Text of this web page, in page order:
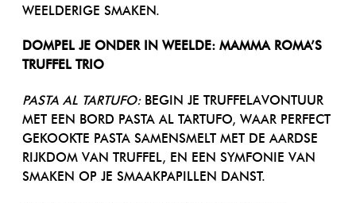
WEELDERIGE SMAKEN.
DOMPEL JE ONDER IN WEELDE: MAMMA ROMA’S
TRUFFEL TRIO
PASTA AL TARTUFO:BEGIN JE TRUFFELAVONTUUR
MET EEN BORD PASTA AL TARTUFO, WAAR PERFECT
GEKOOKTE PASTA SAMENSMELT MET DE AARDSE
RIJKDOM VAN TRUFFEL, EN EEN SYMFONIE VAN
SMAKEN OP JE SMAAKPAPILLEN DANST.